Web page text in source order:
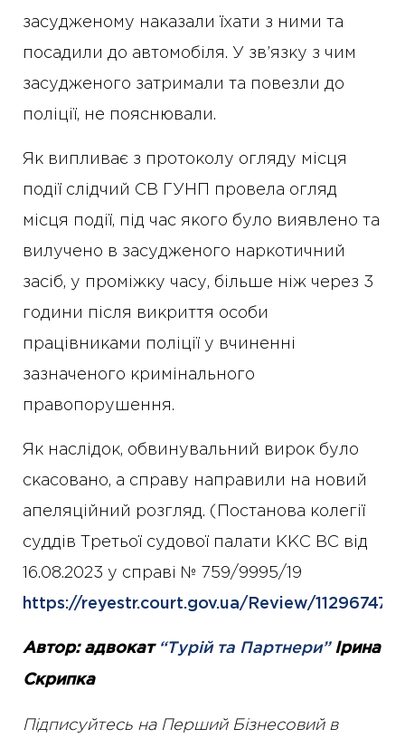
засудженому наказали їхати з ними та
посадили до автомобіля. У зв’язку з чим
засудженого затримали та повезли до
поліції, не пояснювали.
Як випливає з протоколу огляду місця
події слідчий СВ ГУНП провела огляд
місця події, під час якого було виявлено та
вилучено в засудженого наркотичний
засіб, у проміжку часу, більше ніж через 3
години після викриття особи
працівниками поліції у вчиненні
зазначеного кримінального
правопорушення.
Як наслідок, обвинувальний вирок було
скасовано, а справу направили на новий
апеляційний розгляд. (Постанова колегії
суддів Третьої судової палати ККС ВС від
16.08.2023 у справі № 759/9995/19
https://reyestr.court.gov.ua/Review/112967479
Автор: адвокат “Турій та Партнери”Ірина
Скрипка
Підписуйтесь на Перший Бізнесовий в